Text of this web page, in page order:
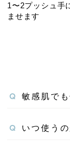
1〜2プッシュ手
ませます
敏感肌で
いつ使う